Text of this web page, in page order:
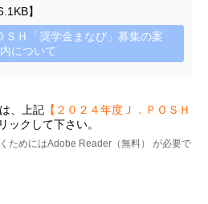
】
ＳＨ「奨学金まなび」募集の案
内について
、上記 【２０２４年度Ｊ．ＰＯＳＨ
ックして下さい。
ためにはAdobe Reader（無料） が必要で